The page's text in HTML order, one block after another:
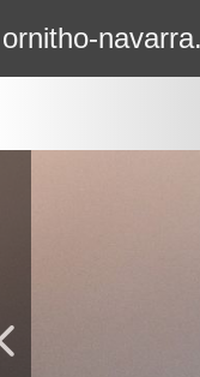
ornitho-